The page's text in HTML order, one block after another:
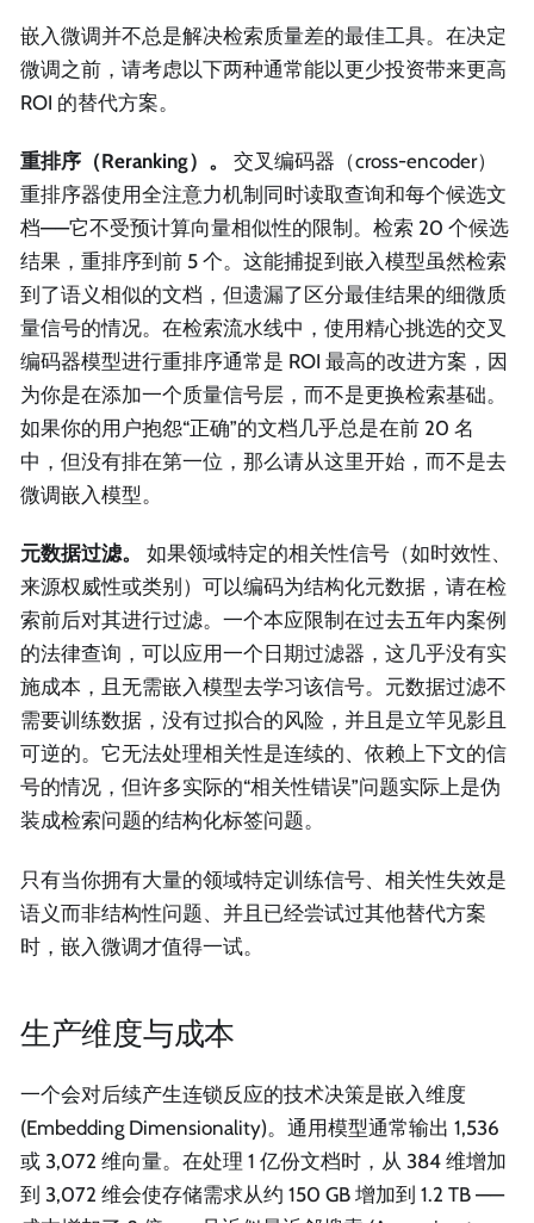
嵌入微调并不总是解决检索质量差的最佳工具。在决定
微调之前，请考虑以下两种通常能以更少投资带来更高
ROI 的替代方案。
重排序（Reranking）。
交叉编码器（cross-encoder）
重排序器使用全注意力机制同时读取查询和每个候选文
档——它不受预计算向量相似性的限制。检索 20 个候选
结果，重排序到前 5 个。这能捕捉到嵌入模型虽然检索
到了语义相似的文档，但遗漏了区分最佳结果的细微质
量信号的情况。在检索流水线中，使用精心挑选的交叉
编码器模型进行重排序通常是 ROI 最高的改进方案，因
为你是在添加一个质量信号层，而不是更换检索基础。
如果你的用户抱怨“正确”的文档几乎总是在前 20 名
中，但没有排在第一位，那么请从这里开始，而不是去
微调嵌入模型。
元数据过滤。
如果领域特定的相关性信号（如时效性、
来源权威性或类别）可以编码为结构化元数据，请在检
索前后对其进行过滤。一个本应限制在过去五年内案例
的法律查询，可以应用一个日期过滤器，这几乎没有实
施成本，且无需嵌入模型去学习该信号。元数据过滤不
需要训练数据，没有过拟合的风险，并且是立竿见影且
可逆的。它无法处理相关性是连续的、依赖上下文的信
号的情况，但许多实际的“相关性错误”问题实际上是伪
装成检索问题的结构化标签问题。
只有当你拥有大量的领域特定训练信号、相关性失效是
语义而非结构性问题、并且已经尝试过其他替代方案
时，嵌入微调才值得一试。
生产维度与成本
一个会对后续产生连锁反应的技术决策是嵌入维度
(Embedding Dimensionality)。通用模型通常输出 1,536
或 3,072 维向量。在处理 1 亿份文档时，从 384 维增加
到 3,072 维会使存储需求从约 150 GB 增加到 1.2 TB ——